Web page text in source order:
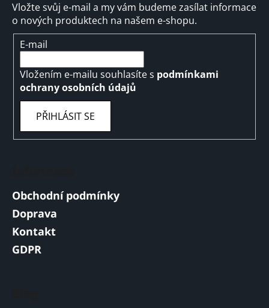
Vložte svůj e-mail a my vám budeme zasílat informace
o nových produktech na našem e-shopu.
E-mail
Vložením e-mailu souhlasíte s podmínkami
ochrany osobních údajů
PŘIHLÁSIT SE
Obchodní podmínky
Doprava
Kontakt
GDPR